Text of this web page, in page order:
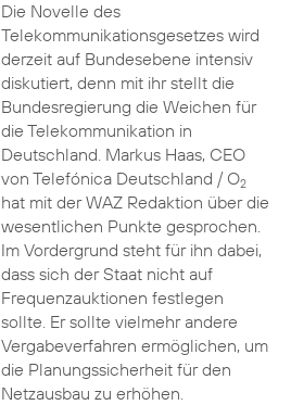
Die Novelle des
Telekommunikationsgesetzes wird
derzeit auf Bundesebene intensiv
diskutiert, denn mit ihr stellt die
Bundesregierung die Weichen für
die Telekommunikation in
Deutschland. Markus Haas, CEO
von Telefónica Deutschland / O2
hat mit der WAZ Redaktion über die
wesentlichen Punkte gesprochen.
Im Vordergrund steht für ihn dabei,
dass sich der Staat nicht auf
Frequenzauktionen festlegen
sollte. Er sollte vielmehr andere
Vergabeverfahren ermöglichen, um
die Planungssicherheit für den
Netzausbau zu erhöhen.